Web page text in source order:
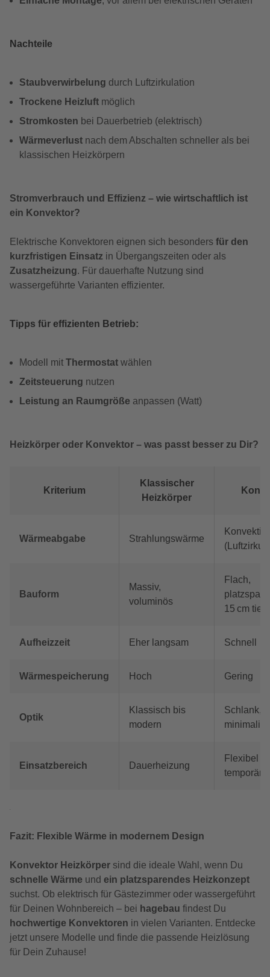
Nachteile
Staubverwirbelung durch Luftzirkulation
Trockene Heizluft möglich
Stromkosten bei Dauerbetrieb (elektrisch)
Wärmeverlust nach dem Abschalten schneller als bei
klassischen Heizkörpern
Stromverbrauch und Effizienz – wie wirtschaftlich ist
ein Konvektor?
Elektrische Konvektoren eignen sich besonders für den
kurzfristigen Einsatz in Übergangszeiten oder als
Zusatzheizung. Für dauerhafte Nutzung sind
wassergeführte Varianten effizienter.
Tipps für effizienten Betrieb:
Modell mit Thermostat wählen
Zeitsteuerung nutzen
Leistung an Raumgröße anpassen (Watt)
Heizkörper oder Konvektor – was passt besser zu Dir?
Kriterium
Klassischer
Heizkörper
Wärmeabgabe Strahlungswärme
Bauform
Massiv,
voluminös
Flach,
15 cm tief)
Aufheizzeit Eher langsam Schnell
Wärmespeicherung Hoch Gering
Optik
Klassisch bis
modern
Schlank,
Einsatzbereich Dauerheizung
Flexibel &
temporär
Fazit: Flexible Wärme in modernem Design
Konvektor Heizkörper sind die ideale Wahl, wenn Du
schnelle Wärme und ein platzsparendes Heizkonzept
suchst. Ob elektrisch für Gästezimmer oder wassergeführt
für Deinen Wohnbereich – bei hagebau findest Du
hochwertige Konvektoren in vielen Varianten. Entdecke
jetzt unsere Modelle und finde die passende Heizlösung
für Dein Zuhause!